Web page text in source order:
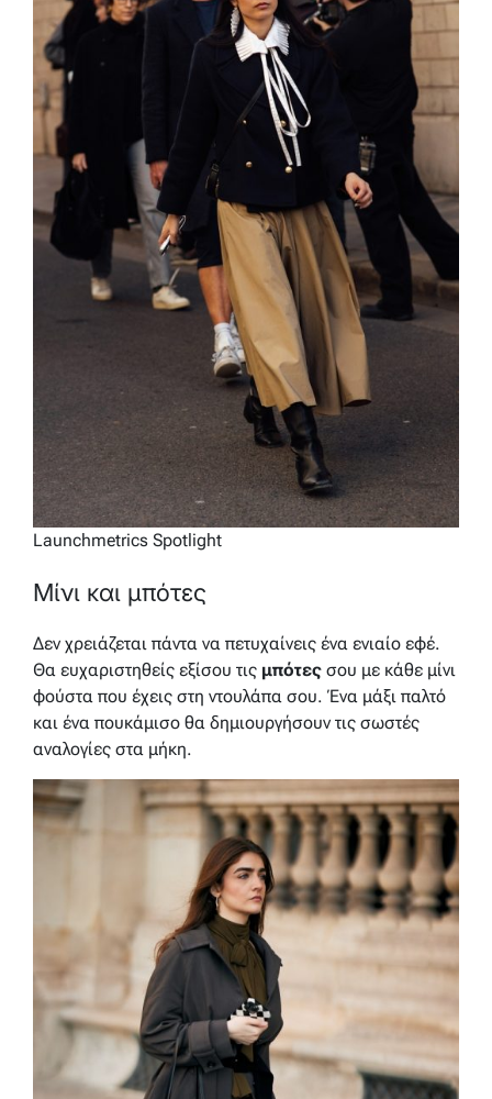
Launchmetrics Spotlight
Μίνι και μπότες
Δεν χρειάζεται πάντα να πετυχαίνεις ένα ενιαίο εφέ.
Θα ευχαριστηθείς εξίσου τις μπότες σου με κάθε μίνι
φούστα που έχεις στη ντουλάπα σου. Ένα μάξι παλτό
και ένα πουκάμισο θα δημιουργήσουν τις σωστές
αναλογίες στα μήκη.